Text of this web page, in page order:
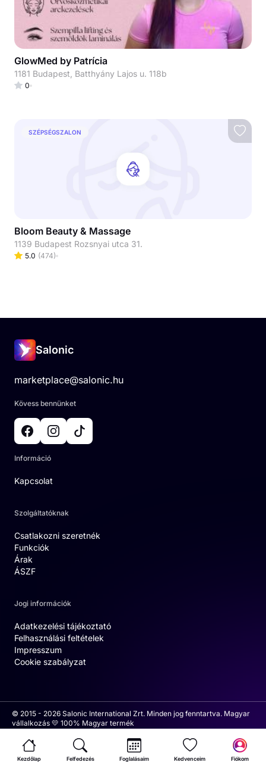
GlowMed by Patrícia
1181 Budapest, Batthyány Lajos u. 118b
0
SZÉPSÉGSZALON
Bloom Beauty & Massage
1139 Budapest Rozsnyai utca 31.
5.0 (474)
Salonic
marketplace@salonic.hu
Kövess bennünket
Információ
Kapcsolat
Szolgáltatóknak
Csatlakozni szeretnék
Funkciók
Árak
ÁSZF
Jogi információk
Adatkezelési tájékoztató
Felhasználási feltételek
Impresszum
Cookie szabályzat
© 2015 - 2026 Salonic International Zrt. Minden jog fenntartva. Magyar
vállalkozás 💛 100% Magyar termék
Kezdőlap Felfedezés Foglalásaim Kedvenceim Fiókom